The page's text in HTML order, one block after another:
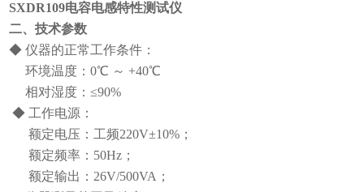
SXDR109电容电感特性测试仪
二、技术参数
◆ 仪器的正常工作条件：
环境温度：0℃ ～ +40℃
相对湿度：≤90%
◆ 工作电源：
额定电压：工频220V±10%；
额定频率：50Hz；
额定输出：26V/500VA；